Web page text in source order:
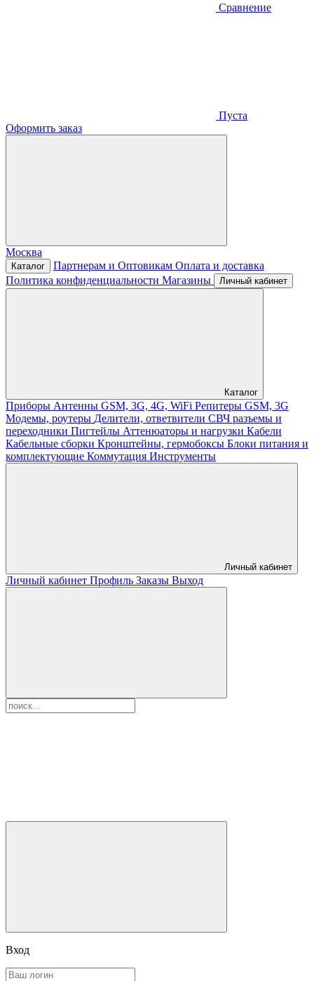
Сравнение
Пуста
Оформить заказ
Москва
Каталог Партнерам и Оптовикам Оплата и доставка
Политика конфиденциальности Магазины Личный кабинет
Каталог
Приборы Антенны GSM, 3G, 4G, WiFi Репитеры GSM, 3G
Модемы, роутеры Делители, ответвители СВЧ разъемы и
переходники Пигтейлы Аттенюаторы и нагрузки Кабели
Кабельные сборки Кронштейны, гермобоксы Блоки питания и
комплектующие Коммутация Инструменты
Личный кабинет
Личный кабинет Профиль Заказы Выход
Вход